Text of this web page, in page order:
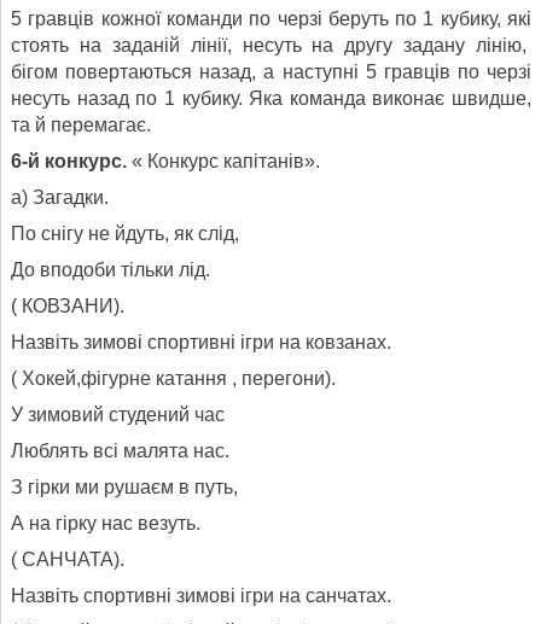
5 гравців кожної команди по черзі беруть по 1 кубику, які
стоять на заданій лінії, несуть на другу задану лінію,
бігом повертаються назад, а наступні 5 гравців по черзі
несуть назад по 1 кубику. Яка команда виконає швидше,
та й перемагає.
6-й конкурс. « Конкурс капітанів».
а) Загадки.
По снігу не йдуть, як слід,
До вподоби тільки лід.
( КОВЗАНИ).
Назвіть зимові спортивні ігри на ковзанах.
( Хокей,фігурне катання , перегони).
У зимовий студений час
Люблять всі малята нас.
З гірки ми рушаєм в путь,
А на гірку нас везуть.
( САНЧАТА).
Назвіть спортивні зимові ігри на санчатах.